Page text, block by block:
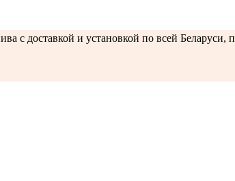
с доставкой и установкой по всей